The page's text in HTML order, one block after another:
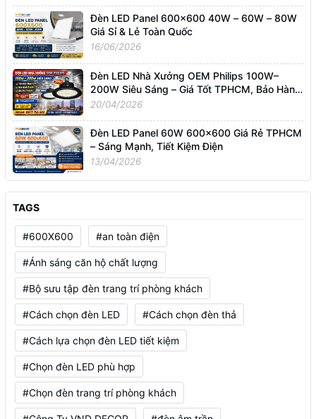
Đèn LED Panel 600x600 40W – 60W – 80W
Giá Sỉ & Lẻ Toàn Quốc
16/06/2026
Đèn LED Nhà Xưởng OEM Philips 100W–
200W Siêu Sáng – Giá Tốt TPHCM, Bảo Hành
3 Năm
20/04/2026
Đèn LED Panel 60W 600x600 Giá Rẻ TPHCM
– Sáng Mạnh, Tiết Kiệm Điện
13/04/2026
TAGS
#600X600 #an toàn điện
#Ánh sáng căn hộ chất lượng
#Bộ sưu tập đèn trang trí phòng khách
#Cách chọn đèn LED #Cách chọn đèn thả
#Cách lựa chọn đèn LED tiết kiệm
#Chọn đèn LED phù hợp
#Chọn đèn trang trí phòng khách